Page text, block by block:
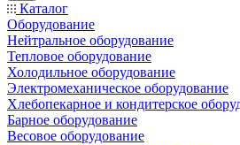
Каталог
Оборудование
Нейтральное оборудование
Тепловое оборудование
Холодильное оборудование
Электромеханическое оборудование
Хлебопекарное и кондитерское
Барное оборудование
Весовое оборудование